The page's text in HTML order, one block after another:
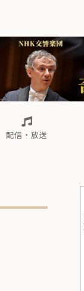
Aからの眺望
配信・放送
Aからの眺望